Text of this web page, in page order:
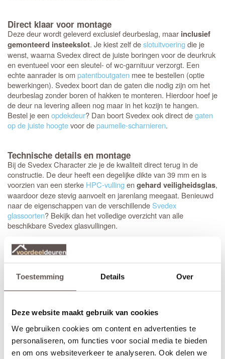
Toestemming Details Over
Deze website maakt gebruik van cookies
We gebruiken cookies om content en advertenties te
personaliseren, om functies voor social media te bieden
en om ons websiteverkeer te analyseren. Ook delen we
Direct klaar voor montage
Deze deur wordt geleverd exclusief deurbeslag, maar inclusief
gemonteerd insteekslot. Je kiest zelf deslotuitvoeringdie je
wenst, waarna Svedex direct de juiste boringen voor de deurkruk
en eventueel voor een sleutel- of wc-garnituur verzorgt. Een
echte aanrader is ompatentboutgaten mee te bestellen (optie
bewerkingen). Svedex boort dan de gaten die nodig zijn om het
deurbeslag zonder boren of hakken te monteren. Hierdoor hoef je
de deur na levering alleen nog maar in het kozijn te hangen.
Bestel je eenopdekdeur? Dan boort Svedex ook direct degaten
op de juiste hoogtevoor depaumelle-scharnieren.
Technische details en montage
Bij de Svedex Character zie je de kwaliteit direct terug in de
constructie. De deur heeft een degelijke dikte van 39 mm en is
voorzien van een sterke HPC-vullingengehard veiligheidsglas,
waardoor deze stevig aanvoelt en jarenlang meegaat. Benieuwd
naar de eigenschappen van de verschillendeSvedex
glassoorten? Bekijk dan het volledige overzicht van alle
beschikbare Svedex glasvullingen.
De klassieke uitstraling wordt versterkt door de brede zijstijlen en
bovendorpel van 124 mm en de extra hoge onderdorpel van 144
mm. Het opvallende klassieke profiel van 25 mm hoog geeft de
deur echt body, waarbij de vlakke rand rondom het paneel (35-42
Elk modelSvedex-deuris leverbaar in zowel een stompe als
opdekuitvoering, in elke denkbare standaardmaat of afwijkende
afmeting. Het is voor beide uitvoeringen van belang dat je de
juiste draairichting doorgeeft tijdens het bestellen. Doordat